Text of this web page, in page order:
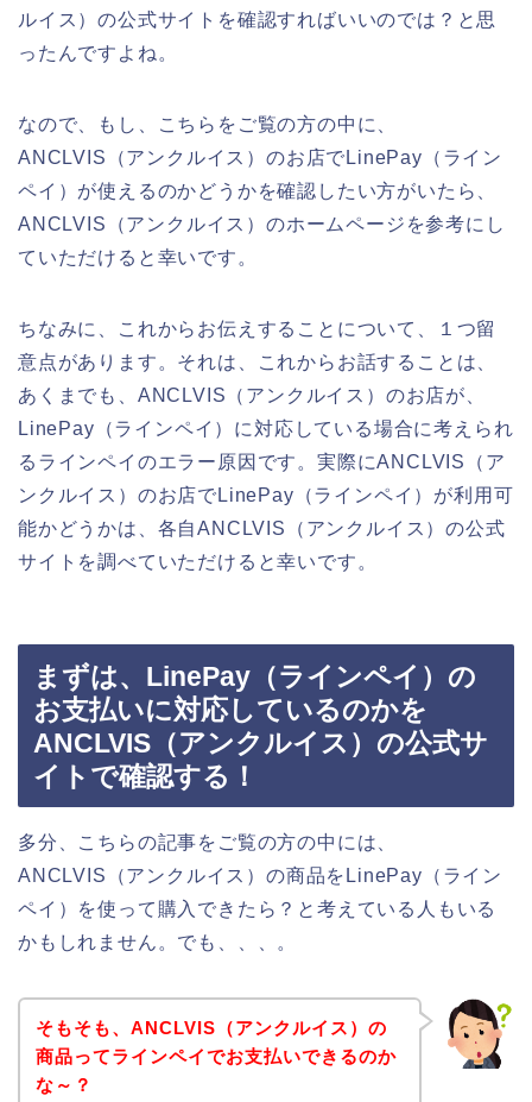
ルイス）の公式サイトを確認すればいいのでは？と思
ったんですよね。
なので、もし、こちらをご覧の方の中に、
ANCLVIS（アンクルイス）のお店でLinePay（ライン
ペイ）が使えるのかどうかを確認したい方がいたら、
ANCLVIS（アンクルイス）のホームページを参考にし
ていただけると幸いです。
ちなみに、これからお伝えすることについて、１つ留
意点があります。それは、これからお話することは、
あくまでも、ANCLVIS（アンクルイス）のお店が、
LinePay（ラインペイ）に対応している場合に考えられ
るラインペイのエラー原因です。実際にANCLVIS（ア
ンクルイス）のお店でLinePay（ラインペイ）が利用可
能かどうかは、各自ANCLVIS（アンクルイス）の公式
サイトを調べていただけると幸いです。
まずは、LinePay（ラインペイ）の
お支払いに対応しているのかを
ANCLVIS（アンクルイス）の公式サ
イトで確認する！
多分、こちらの記事をご覧の方の中には、
ANCLVIS（アンクルイス）の商品をLinePay（ライン
ペイ）を使って購入できたら？と考えている人もいる
かもしれません。でも、、、。
そもそも、ANCLVIS（アンクルイス）の
商品ってラインペイでお支払いできるのか
な～？